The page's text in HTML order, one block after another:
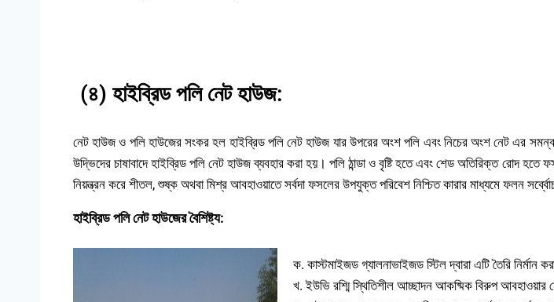
(৪) হাইব্রিড পলি নেট হাউজ:
নেট হাউজ ও পলি হাউজের সংকর হল হাইব্রিড পলি নেট হাউজ যার উপরের অংশ পলি এবং নিচের অংশ নেট এর
উদ্ভিদের চাষাবাদে হাইব্রিড পলি নেট হাউজ ব্যবহার করা হয়। পলি ঠান্ডা ও বৃষ্টি হতে এবং শেড অতিরিক্ত রোদ
নিয়ন্ত্রন করে শীতল, শুষ্ক অথবা মিশ্র আবহাওয়াতে সর্বদা ফসলের উপযুক্ত পরিবেশ নিশ্চিত কারার মাধ্যমে ফলন
হাইব্রিড পলি নেট হাউজের বৈশিষ্ট্য:
ক. কাস্টমাইজড গ্যালনাভাইজড স্টিল দ্বারা এটি তৈরি নির্মান
খ. ইউভি রশ্মি স্থিতিশীল আচ্ছাদন আকষ্মিক বিরুপ আবহাওয়ার